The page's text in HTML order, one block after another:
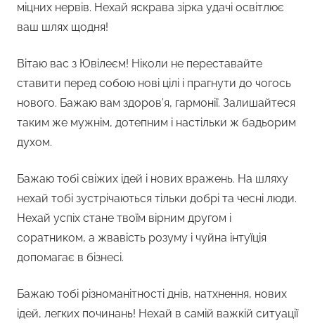
міцних нервів. Нехай яскрава зірка удачі освітлює
ваш шлях щодня!
Вітаю вас з Ювілеєм! Ніколи не переставайте
ставити перед собою нові цілі і прагнути до чогось
нового. Бажаю вам здоров’я, гармонії. Залишайтеся
таким же мужнім, дотепним і настільки ж бадьорим
духом.
Бажаю тобі свіжих ідей і нових вражень. На шляху
нехай тобі зустрічаються тільки добрі та чесні люди.
Нехай успіх стане твоїм вірним другом і
соратником, а жвавість розуму і чуйна інтуїція
допомагає в бізнесі.
Бажаю тобі різноманітності днів, натхнення, нових
ідей, легких починань! Нехай в самій важкій ситуації